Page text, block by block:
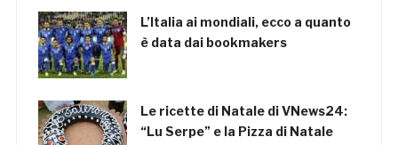
L’Italia ai mondiali, ecco a quanto
è data dai bookmakers
Le ricette di Natale di VNews24:
“Lu Serpe” e la Pizza di Natale